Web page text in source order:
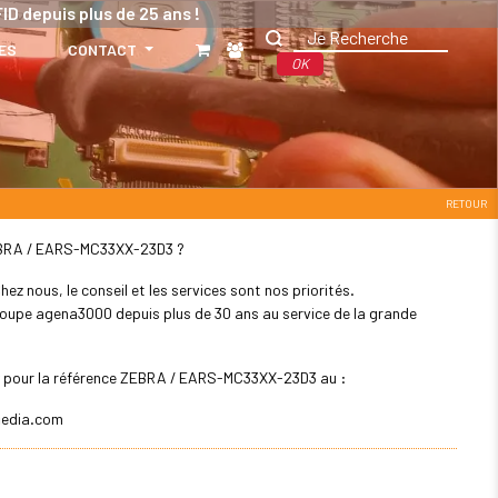
depuis plus de 25 ans !
CONTACT
OK
RETOUR
/ EARS-MC33XX-23D3 ?
nous, le conseil et les services sont nos priorités.
agena3000 depuis plus de 30 ans au service de la grande
la référence ZEBRA / EARS-MC33XX-23D3 au :